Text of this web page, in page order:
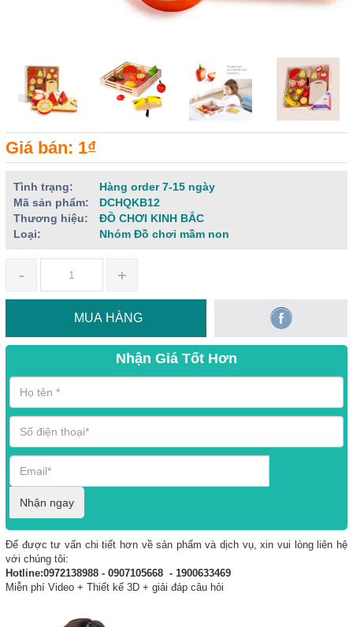
Giá bán: 1₫
Tình trạng:
Hàng order 7-15 ngày
Mã sản phẩm:
DCHQKB12
Thương hiệu:
ĐỒ CHƠI KINH BẮC
Loại:
Nhóm Đồ chơi mầm non
- +
MUA HÀNG
Nhận Giá Tốt Hơn
Nhận ngay
Để được tư vấn chi tiết hơn về sản phẩm và dịch vụ, xin vui lòng liên hệ
với chúng tôi:
Hotline:0972138988 - 0907105668 - 1900633469
Miễn phí Video + Thiết kế 3D + giải đáp câu hỏi